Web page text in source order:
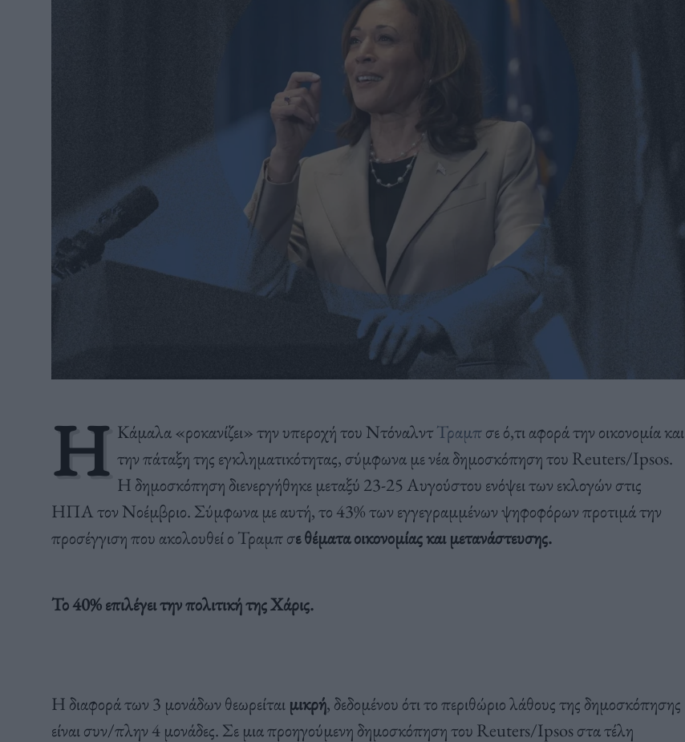
Η Κάμαλα «ροκανίζει» την υπεροχή του ΝτόναλντΤραμπσε ό,τι αφορά την οικονομία και
την πάταξη της εγκληματικότητας, σύμφωνα με νέα δημοσκόπηση του Reuters/Ipsos.
Η δημοσκόπηση διενεργήθηκε μεταξύ 23-25 Αυγούστου ενόψει των εκλογών στις
ΗΠΑ τον Νοέμβριο. Σύμφωνα με αυτή, το 43% των εγγεγραμμένων ψηφοφόρων προτιμά την
προσέγγιση που ακολουθεί ο Τραμπ σε θέματα οικονομίας και μετανάστευσης.
Το 40% επιλέγει την πολιτική της Χάρις.
Η διαφορά των 3 μονάδων θεωρείται μικρή, δεδομένου ότι το περιθώριο λάθους της δημοσκόπησης
είναι συν/πλην 4 μονάδες. Σε μια προηγούμενη δημοσκόπηση του Reuters/Ipsos στα τέλη